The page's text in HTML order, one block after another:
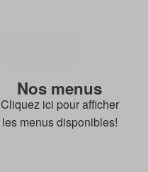
Nos menus
Cliquez ici pour afficher
les menus disponibles!